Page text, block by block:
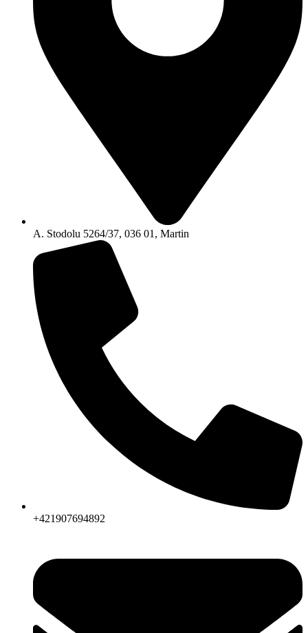
A. Stodolu 5264/37, 036 01, Martin
+421907694892